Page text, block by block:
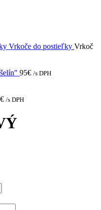
Vrkoče do postieľky Vrkoč
95€ /s DPH
€ /s DPH